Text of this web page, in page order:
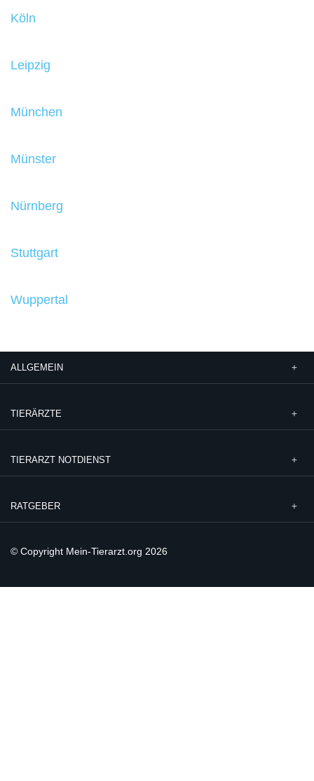
Köln
Leipzig
München
Münster
Nürnberg
Stuttgart
Wuppertal
ALLGEMEIN
TIERÄRZTE
TIERARZT NOTDIENST
RATGEBER
© Copyright Mein-Tierarzt.org 2026